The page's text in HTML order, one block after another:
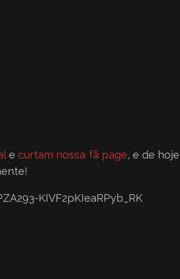
ecurtam nossa fã page, e de hoje
KIVF2pKIeaRPyb_RK